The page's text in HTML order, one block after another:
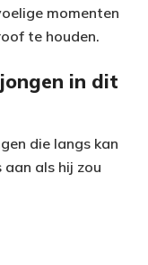
momenten
te houden.
in dit
die langs kan
als hij zou